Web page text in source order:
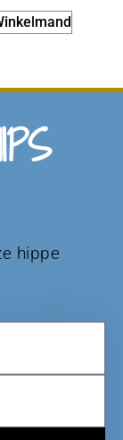
hippe